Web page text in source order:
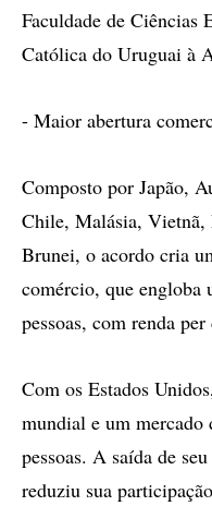
Faculdade de Ciências
Católica do Uruguai à
- Maior abertura
Composto por Japão,
Chile, Malásia, Vietnã,
Brunei, o acordo cria
comércio, que engloba
pessoas, com renda
Com os Estados
mundial e um mercado
pessoas. A saída de
reduziu sua